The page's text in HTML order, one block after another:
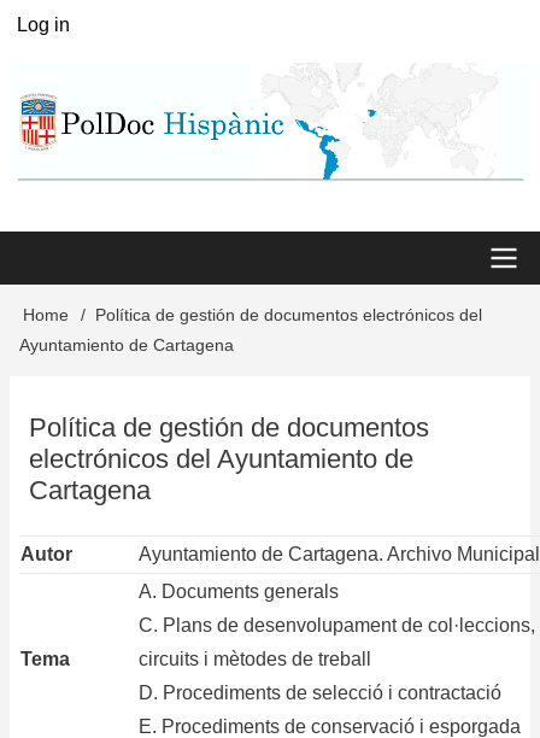
Skip
content
User
Log in
Main
menu
Breadcrumb
Home
Política de gestión de documentos electrónicos del
Ayuntamiento de Cartagena
Política de gestión de documentos
electrónicos del Ayuntamiento de
Cartagena
Autor Ayuntamiento de Cartagena. Archivo Municipal
Tema
A. Documents generals
C. Plans de desenvolupament de col·leccions,
circuits i mètodes de treball
D. Procediments de selecció i contractació
E. Procediments de conservació i esporgada